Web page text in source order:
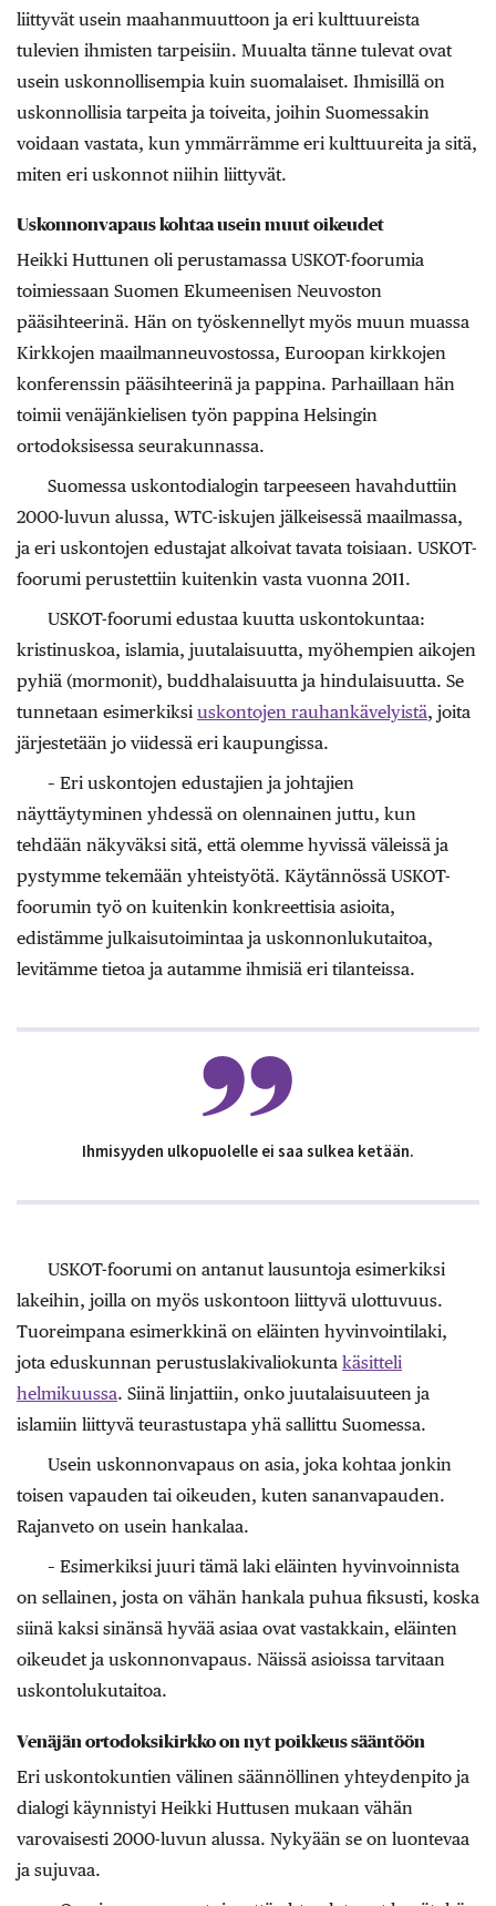
liittyvät usein maahanmuuttoon ja eri kulttuureista
tulevien ihmisten tarpeisiin. Muualta tänne tulevat ovat
usein uskonnollisempia kuin suomalaiset. Ihmisillä on
uskonnollisia tarpeita ja toiveita, joihin Suomessakin
voidaan vastata, kun ymmärrämme eri kulttuureita ja sitä,
miten eri uskonnot niihin liittyvät.
Uskonnonvapaus kohtaa usein muut oikeudet
Heikki Huttunen oli perustamassa USKOT-foorumia
toimiessaan Suomen Ekumeenisen Neuvoston
pääsihteerinä. Hän on työskennellyt myös muun muassa
Kirkkojen maailmanneuvostossa, Euroopan kirkkojen
konferenssin pääsihteerinä ja pappina. Parhaillaan hän
toimii venäjänkielisen työn pappina Helsingin
ortodoksisessa seurakunnassa.
Suomessa uskontodialogin tarpeeseen havahduttiin
2000-luvun alussa, WTC-iskujen jälkeisessä maailmassa,
ja eri uskontojen edustajat alkoivat tavata toisiaan. USKOT-
foorumi perustettiin kuitenkin vasta vuonna 2011.
USKOT-foorumi edustaa kuutta uskontokuntaa:
kristinuskoa, islamia, juutalaisuutta, myöhempien aikojen
pyhiä (mormonit), buddhalaisuutta ja hindulaisuutta. Se
tunnetaan esimerkiksi uskontojen rauhankävelyistä, joita
järjestetään jo viidessä eri kaupungissa.
– Eri uskontojen edustajien ja johtajien
näyttäytyminen yhdessä on olennainen juttu, kun
tehdään näkyväksi sitä, että olemme hyvissä väleissä ja
pystymme tekemään yhteistyötä. Käytännössä USKOT-
foorumin työ on kuitenkin konkreettisia asioita,
edistämme julkaisutoimintaa ja uskonnonlukutaitoa,
levitämme tietoa ja autamme ihmisiä eri tilanteissa.
Ihmisyyden ulkopuolelle ei saa sulkea ketään.
USKOT-foorumi on antanut lausuntoja esimerkiksi
lakeihin, joilla on myös uskontoon liittyvä ulottuvuus.
Tuoreimpana esimerkkinä on eläinten hyvinvointilaki,
jota eduskunnan perustuslakivaliokunta käsitteli
helmikuussa. Siinä linjattiin, onko juutalaisuuteen ja
islamiin liittyvä teurastustapa yhä sallittu Suomessa.
Usein uskonnonvapaus on asia, joka kohtaa jonkin
toisen vapauden tai oikeuden, kuten sananvapauden.
Rajanveto on usein hankalaa.
– Esimerkiksi juuri tämä laki eläinten hyvinvoinnista
on sellainen, josta on vähän hankala puhua fiksusti, koska
siinä kaksi sinänsä hyvää asiaa ovat vastakkain, eläinten
oikeudet ja uskonnonvapaus. Näissä asioissa tarvitaan
uskontolukutaitoa.
Venäjän ortodoksikirkko on nyt poikkeus sääntöön
Eri uskontokuntien välinen säännöllinen yhteydenpito ja
dialogi käynnistyi Heikki Huttusen mukaan vähän
varovaisesti 2000-luvun alussa. Nykyään se on luontevaa
ja sujuvaa.